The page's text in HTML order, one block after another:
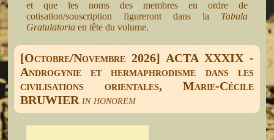
et que les noms des membres en ordre de
cotisation/souscription figureront dans la Tabula
Gratulatoria en tête du volume.
[Octobre/Novembre 2026] ACTA XXXIX -
Androgynie et hermaphrodisme dans les
civilisations orientales, Marie-Cécile
BRUWIER in honorem